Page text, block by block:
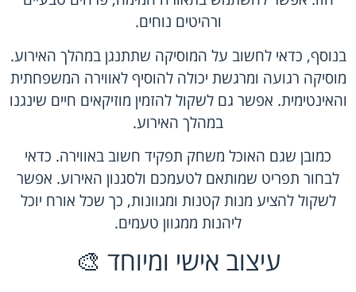
ורהיטים נוחים.
בנוסף, כדאי לחשוב על המוסיקה שתתנגן במהלך האירוע.
מוסיקה רגועה ומרגשת יכולה להוסיף לאווירה המשפחתית
והאינטימית. אפשר גם לשקול להזמין מוזיקאים חיים שינגנו
במהלך האירוע.
כמובן שגם האוכל משחק תפקיד חשוב באווירה. כדאי
לבחור תפריט שמותאם לטעמכם ולסגנון האירוע. אפשר
לשקול להציע מנות קטנות ומגוונות, כך שכל אורח יוכל
ליהנות ממגוון טעמים.
עיצוב אישי ומיוחד 🎨